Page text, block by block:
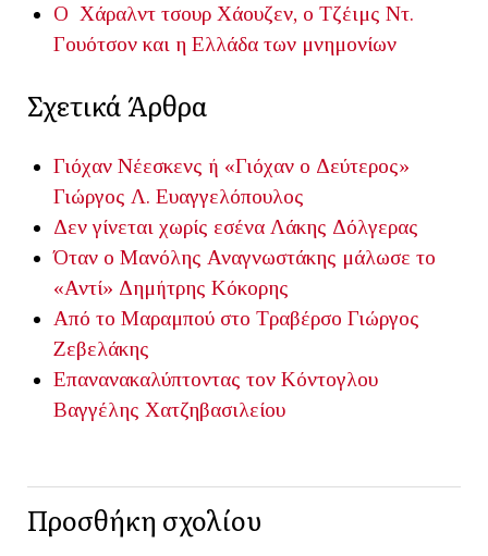
Ο Χάραλντ τσουρ Χάουζεν, o Τζέιμς Ντ.
Γουότσον και η Ελλάδα των μνημονίων
Σχετικά Άρθρα
Γιόχαν Νέεσκενς ή «Γιόχαν ο Δεύτερος»
Γιώργος Λ. Ευαγγελόπουλος
Δεν γίνεται χωρίς εσένα Λάκης Δόλγερας
Όταν ο Μανόλης Αναγνωστάκης μάλωσε το
«Αντί» Δημήτρης Κόκορης
Από το Μαραμπού στο Τραβέρσο Γιώργος
Ζεβελάκης
Επανανακαλύπτοντας τον Κόντογλου
Βαγγέλης Χατζηβασιλείου
Προσθήκη σχολίου